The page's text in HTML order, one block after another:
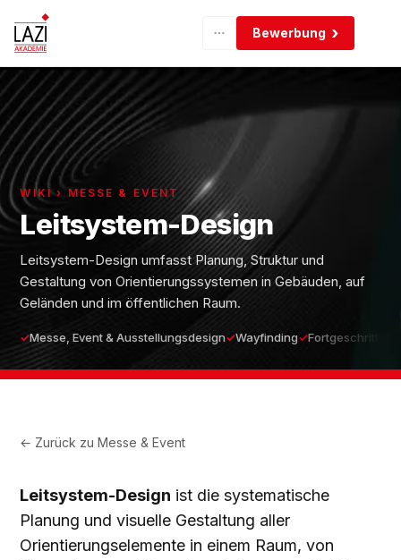
Bewerbung
WIKI › MESSE & EVENT
Leitsystem-Design
Leitsystem-Design umfasst Planung, Struktur und
Gestaltung von Orientierungssystemen in Gebäuden, auf
Geländen und im öffentlichen Raum.
Messe, Event & Ausstellungsdesign Wayfinding Fortgeschritten
← Zurück zuMesse & Event
Leitsystem-Design ist die systematische
Planung und visuelle Gestaltung aller
Orientierungselemente in einem Raum, von